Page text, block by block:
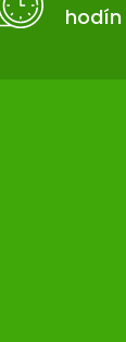
hodín